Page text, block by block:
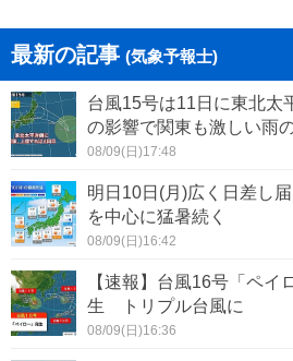
最新の記事 (気象予報士)
台風15号は11日に東北
の影響で関東も激しい雨
08/09(日)17:48
明日10日(月)広く日差し
を中心に猛暑続く
08/09(日)16:42
【速報】台風16号「ペイ
生 トリプル台風に
08/09(日)16:36